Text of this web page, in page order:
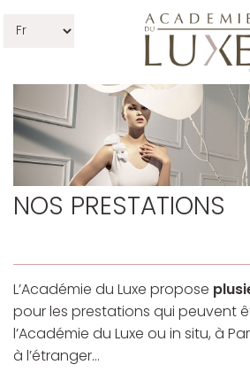
NOS PRESTATIONS
L’Académie du Luxe propose
pour les prestations qui peuvent
l’Académie du Luxe ou in situ, à
à l’étranger…